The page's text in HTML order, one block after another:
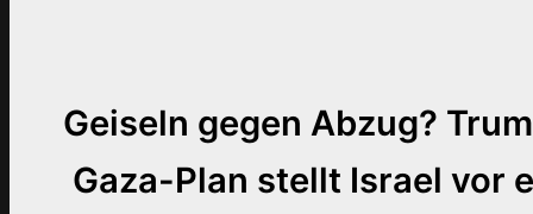
Geiseln gegen Abzug?
Gaza-Plan stellt Israel vor